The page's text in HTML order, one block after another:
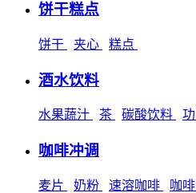
饼干糕点
饼干 夹心 糕点
酒水饮料
水果蔬汁 茶 碳酸饮料
咖啡冲调
麦片 奶粉 速溶咖啡 咖